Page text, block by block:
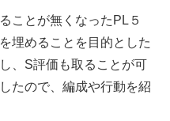
ことが無くなったPL５
埋めることを目的とした
、S評価も取ることが可
たので、編成や行動を紹